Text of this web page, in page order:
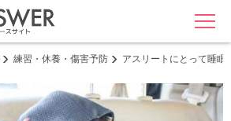
MENU
練習・休養・傷害予防 アスリートにとって睡